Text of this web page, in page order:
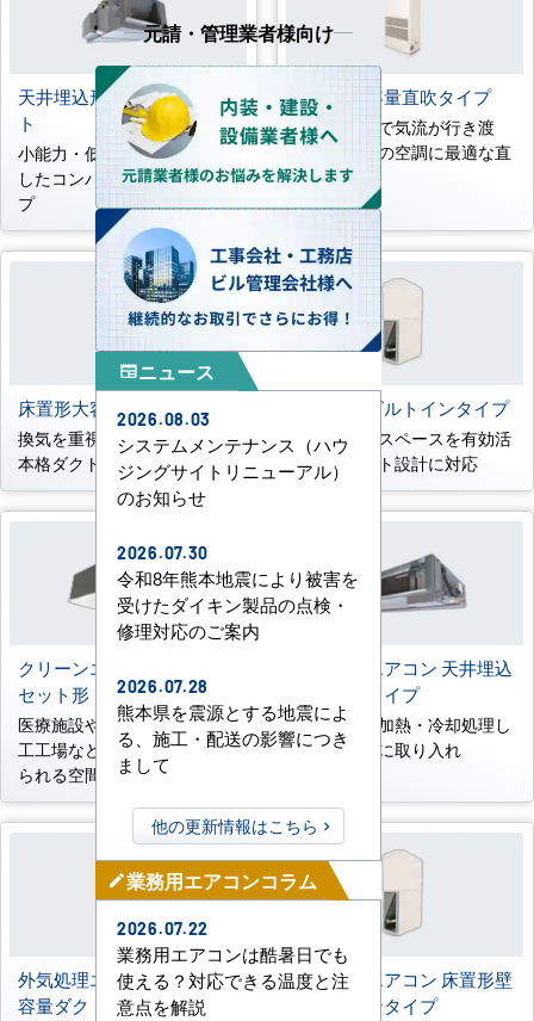
天井埋込形コンパクトダク
ト
小能力・低騒音ニーズに対応
したコンパクトなダクトタイ
プ
床置形大容量直吹タイプ
約30m先まで気流が行き渡
る、大空間の空調に最適な直
吹タイプ
床置形大容量ダクトタイプ
換気を重視する大空間向けの
本格ダクト設計に対応
床置形壁ビルトインタイプ
壁内の柱間スペースを有効活
用し、ダクト設計に対応
クリーンエリア用天井カ
セット形
医療施設や研究施設、食品加
工工場などの高い空室が求め
られる空間に
外気処理エアコン 天井埋込
形ダクトタイプ
新鮮外気を加熱・冷却処理し
て室内空間に取り入れ
外気処理エアコン 床置形大
容量ダクトタイプ
外気処理エアコン 床置形壁
ビルトインタイプ
元請・管理業者様向け
newspaperニュース
2026.08.03
システムメンテナンス（ハウ
ジングサイトリニューアル）
のお知らせ
2026.07.30
令和8年熊本地震により被害を
受けたダイキン製品の点検・
修理対応のご案内
2026.07.28
熊本県を震源とする地震によ
る、施工・配送の影響につき
まして
他の更新情報はこちら
mode_edit業務用エアコンコラム
2026.07.22
業務用エアコンは酷暑日でも
使える？対応できる温度と注
意点を解説